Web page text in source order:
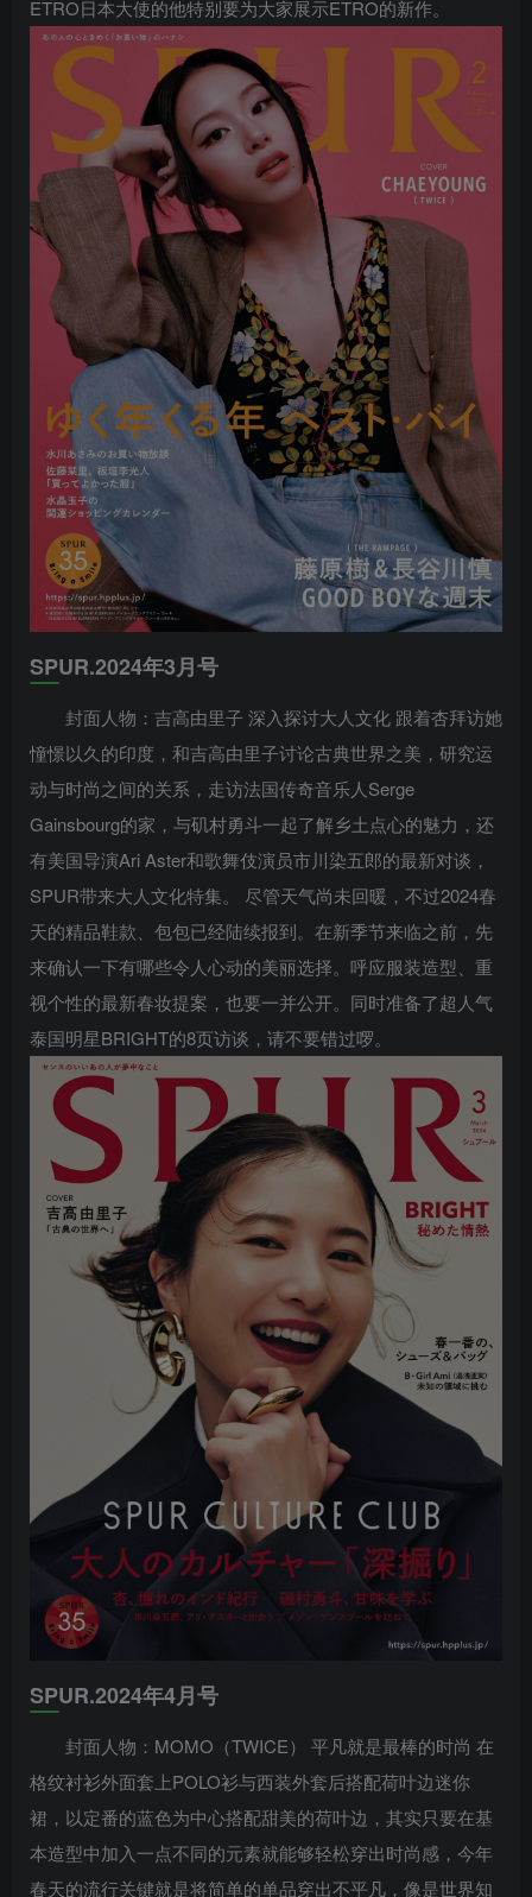
ETRO日本大使的他特别要为大家展示ETRO的新作。
SPUR.2024年3月号
封面人物：吉高由里子 深入探讨大人文化 跟着杏拜访她
憧憬以久的印度，和吉高由里子讨论古典世界之美，研究运
动与时尚之间的关系，走访法国传奇音乐人Serge
Gainsbourg的家，与矶村勇斗一起了解乡土点心的魅力，还
有美国导演Ari Aster和歌舞伎演员市川染五郎的最新对谈，
SPUR带来大人文化特集。 尽管天气尚未回暖，不过2024春
天的精品鞋款、包包已经陆续报到。在新季节来临之前，先
来确认一下有哪些令人心动的美丽选择。呼应服装造型、重
视个性的最新春妆提案，也要一并公开。同时准备了超人气
泰国明星BRIGHT的8页访谈，请不要错过啰。
SPUR.2024年4月号
封面人物：MOMO（TWICE） 平凡就是最棒的时尚 在
格纹衬衫外面套上POLO衫与西装外套后搭配荷叶边迷你
裙，以定番的蓝色为中心搭配甜美的荷叶边，其实只要在基
本造型中加入一点不同的元素就能够轻松穿出时尚感，今年
春天的流行关键就是将简单的单品穿出不平凡，像是世界知